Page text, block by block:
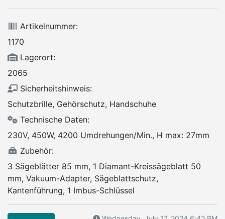
Artikelnummer:
1170
Lagerort:
2065
Sicherheitshinweis:
Schutzbrille, Gehörschutz, Handschuhe
Technische Daten:
230V, 450W, 4200 Umdrehungen/Min., H max: 27mm
Zubehör:
3 Sägeblätter 85 mm, 1 Diamant-Kreissägeblatt 50
mm, Vakuum-Adapter, Sägeblattschutz,
Kantenführung, 1 Imbus-Schlüssel